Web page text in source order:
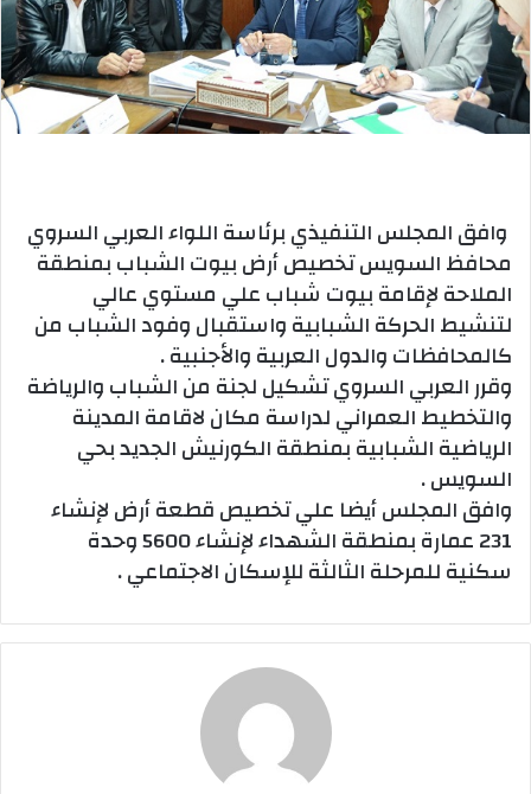
وافق المجلس التنفيذي برئاسة اللواء العربي السروي
محافظ السويس تخصيص أرض بيوت الشباب بمنطقة
الملاحة لإقامة بيوت شباب علي مستوي عالي
لتنشيط الحركة الشبابية واستقبال وفود الشباب من
كالمحافظات والدول العربية والأجنبية .
وقرر العربي السروي تشكيل لجنة من الشباب والرياضة
والتخطيط العمراني لدراسة مكان لاقامة المدينة
الرياضية الشبابية بمنطقة الكورنيش الجديد بحي
السويس .
وافق المجلس أيضا علي تخصيص قطعة أرض لإنشاء
231 عمارة بمنطقة الشهداء لإنشاء 5600 وحدة
سكنية للمرحلة الثالثة للإسكان الاجتماعي .